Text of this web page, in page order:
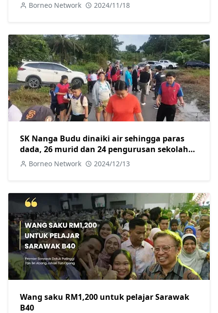
Borneo Network 2024/11/18
SK Nanga Budu dinaiki air sehingga paras
dada, 26 murid dan 24 pengurusan sekolah
berpindah ke kawasan selamat
Borneo Network 2024/12/13
Wang saku RM1,200 untuk pelajar Sarawak
B40